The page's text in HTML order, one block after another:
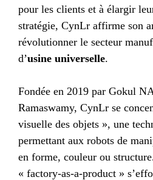
pour les clients et à élargir
stratégie, CynLr affirme son
révolutionner le secteur
d’usine universelle.
Fondée en 2019 par Gokul
Ramaswamy, CynLr se
visuelle des objets », une
permettant aux robots de
en forme, couleur ou
« factory-as-a-product »